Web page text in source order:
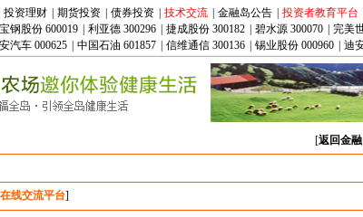
投资理财 期货投资 债券投资 技术交流 金融岛公告 投资者教育平台
宝钢股份 600019 利亚德 300296 捷成股份 300182 碧水源 300070
完美
汽车 000625 中国石油 601857 信维通信 300136 锡业股份 000960 迪
[返回金
线交流平台]